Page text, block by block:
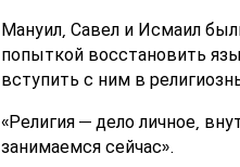
Мануил, Савел и Исмаил
попыткой восстановить
вступить с ним в
«Религия — дело личное,
занимаемся сейчас».